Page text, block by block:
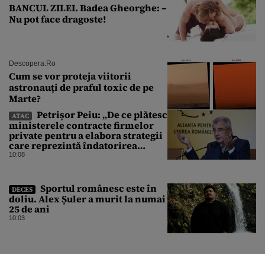
BANCUL ZILEI. Badea Gheorghe: –
Nu pot face dragoste!
Descopera.ro
Cum se vor proteja viitorii
astronauți de praful toxic de pe
Marte?
ATAC
Petrișor Peiu: „De ce plătesc
ministerele contracte firmelor
private pentru a elabora strategii
care reprezintă îndatorirea
angajaților din minister?”
10:08
DECES
Sportul românesc este în
doliu. Alex Șuler a murit la numai
25 de ani
10:03